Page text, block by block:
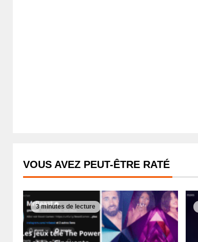
VOUS AVEZ PEUT-ÊTRE RATÉ
3 minutes de lecture